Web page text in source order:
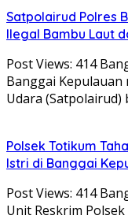
Satpolairud Polres
Ilegal Bambu Laut
Post Views: 414
Banggai Kepulauan
Udara (Satpolairud)
Polsek Totikum
Istri di Banggai
Post Views: 414
Unit Reskrim